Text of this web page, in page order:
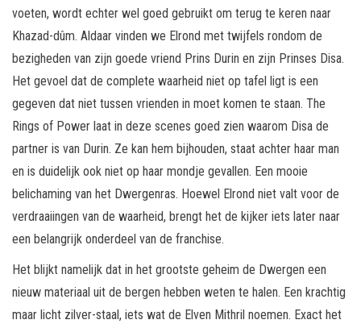
voeten, wordt echter wel goed gebruikt om terug te keren naar
Khazad-dûm. Aldaar vinden we Elrond met twijfels rondom de
bezigheden van zijn goede vriend Prins Durin en zijn Prinses Disa.
Het gevoel dat de complete waarheid niet op tafel ligt is een
gegeven dat niet tussen vrienden in moet komen te staan. The
Rings of Power laat in deze scenes goed zien waarom Disa de
partner is van Durin. Ze kan hem bijhouden, staat achter haar man
en is duidelijk ook niet op haar mondje gevallen. Een mooie
belichaming van het Dwergenras. Hoewel Elrond niet valt voor de
verdraaiingen van de waarheid, brengt het de kijker iets later naar
een belangrijk onderdeel van de franchise.
Het blijkt namelijk dat in het grootste geheim de Dwergen een
nieuw materiaal uit de bergen hebben weten te halen. Een krachtig
maar licht zilver-staal, iets wat de Elven Mithril noemen. Exact het